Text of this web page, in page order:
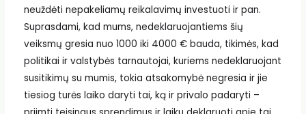
neuždėti nepakeliamų reikalavimų investuoti ir pan.
Suprasdami, kad mums, nedeklaruojantiems šių
veiksmų gresia nuo 1000 iki 4000 € bauda, tikimės, kad
politikai ir valstybės tarnautojai, kuriems nedeklaruojant
susitikimų su mumis, tokia atsakomybė negresia ir jie
tiesiog turės laiko daryti tai, ką ir privalo padaryti –